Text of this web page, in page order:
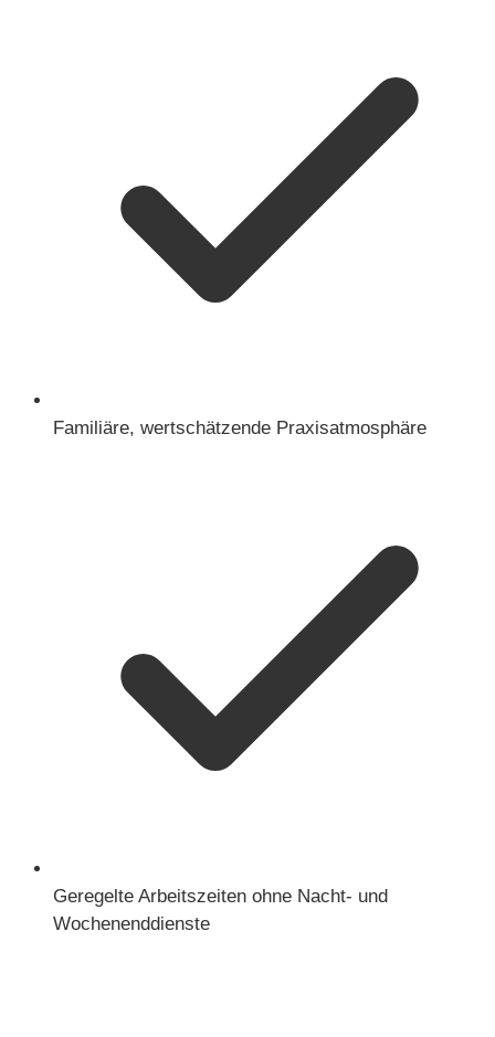
Familiäre, wertschätzende Praxisatmosphäre
Geregelte Arbeitszeiten ohne Nacht- und
Wochenenddienste